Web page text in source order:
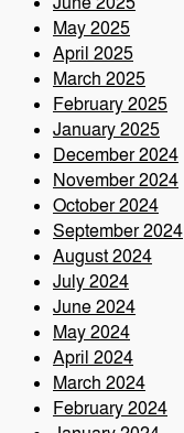
May 2025
April 2025
March 2025
February 2025
January 2025
December 2024
November 2024
October 2024
September 2024
August 2024
July 2024
June 2024
May 2024
April 2024
March 2024
February 2024